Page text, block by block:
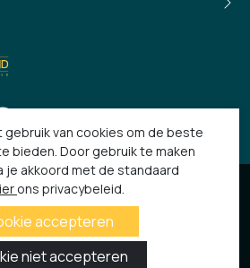
gebruik van cookies om de beste
bieden. Door gebruik te maken
je akkoord met de standaard
ons privacybeleid.